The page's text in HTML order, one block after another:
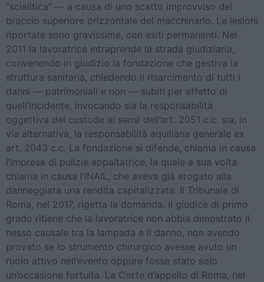
“scialitica” — a causa di uno scatto improvviso del
braccio superiore orizzontale del macchinario. Le lesioni
riportate sono gravissime, con esiti permanenti. Nel
2011 la lavoratrice intraprende la strada giudiziaria,
convenendo in giudizio la fondazione che gestiva la
struttura sanitaria, chiedendo il risarcimento di tutti i
danni — patrimoniali e non — subiti per effetto di
quell’incidente, invocando sia la responsabilità
oggettiva del custode ai sensi dell’art. 2051 c.c. sia, in
via alternativa, la responsabilità aquiliana generale ex
art. 2043 c.c. La fondazione si difende, chiama in causa
l’impresa di pulizie appaltatrice, la quale a sua volta
chiama in causa l’INAIL, che aveva già erogato alla
danneggiata una rendita capitalizzata. Il Tribunale di
Roma, nel 2017, rigetta la domanda. Il giudice di primo
grado ritiene che la lavoratrice non abbia dimostrato il
nesso causale tra la lampada e il danno, non avendo
provato se lo strumento chirurgico avesse avuto un
ruolo attivo nell’evento oppure fosse stato solo
un’occasione fortuita. La Corte d’appello di Roma, nel